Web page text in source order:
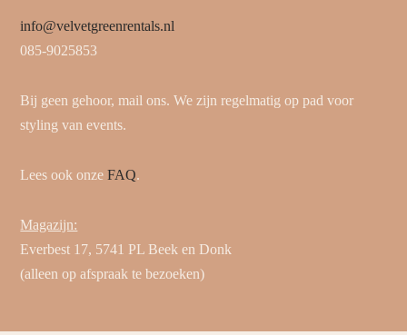
info@velvetgreenrentals.nl
085-9025853
Bij geen gehoor, mail ons. We zijn regelmatig op pad voor
styling van events.
Lees ook onzeFAQ.
Magazijn:
Everbest 17, 5741 PL Beek en Donk
(alleen op afspraak te bezoeken)